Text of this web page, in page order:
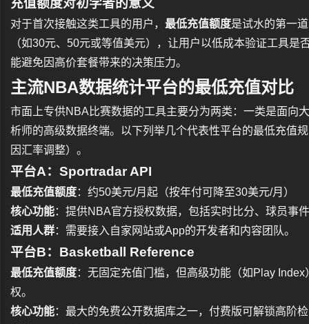
充值额度对初学者的意义
对于首次接触这类工具的用户， 最低充值额度是试水的第一
（如30元、50元或等值美元），让用户以低成本验证工具是
能避免因高价套餐带来的决策压力。
主流NBA数据统计平台的最低充值对比
市面上专供NBA比赛数据的工具主要分为两类：一类是面向
析师的高级数据终端。以下列举几个代表性平台的最低充值
因汇率调整）。
平台A：Sportradar API
最低充值额度：约50美元/月起（按年付可降至30美元/月）
核心功能：提供NBA官方授权数据，包括实时比分、球员事
适用人群：需要接入自家网站或App的开发者和内容团队。
平台B：Basketball Reference
最低充值额度：无固定充值门槛，但高级功能（如Play
权。
核心功能：最大的免费公开数据库之一，付费版可解锁高阶